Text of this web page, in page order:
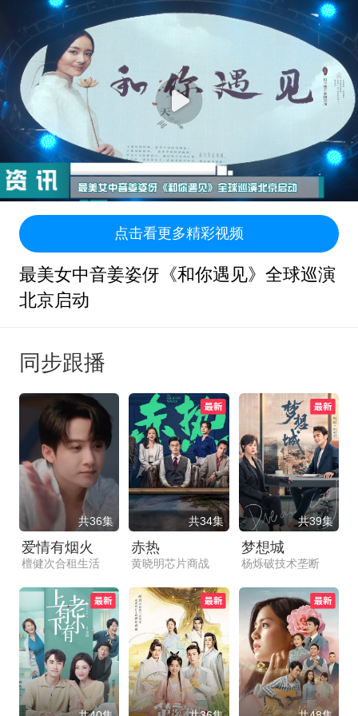
点击看更多精彩视频
最美女中音姜姿伢《和你遇见》全球巡演
北京启动
同步跟播
共36集
爱情有烟火
檀健次合租生活
共34集
赤热
黄晓明芯片商战
共39集
梦想城
杨烁破技术垄断